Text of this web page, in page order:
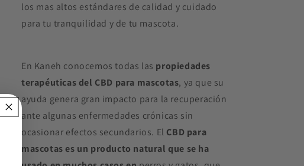
los mas altos estándares de calidad y cuidado
para tu tranquilidad y de tu mascota.
En Kaneh conocemos todas las propiedades
terapéuticas del CBD para mascotas, ya que su
ayuda genera gran impacto para la recuperación
ante algunas enfermedades crónicas sin
ocasionar efectos secundarios. El CBD para
mascotas es un producto natural que se ha